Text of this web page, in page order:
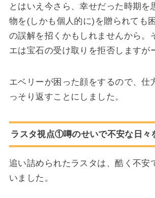
とはいえ今さら、幸せだった時期を
物を(しかも個人的に)を贈られても
の誤解を招くかもしれませんから。
エは宝石の受け取りを拒否しますが
エベリーが困った顔をするので、仕
っそり返すことにしました。
ラスタ視点①噂のせいで不安な日々
追い詰められたラスタは、酷く不安
いました。